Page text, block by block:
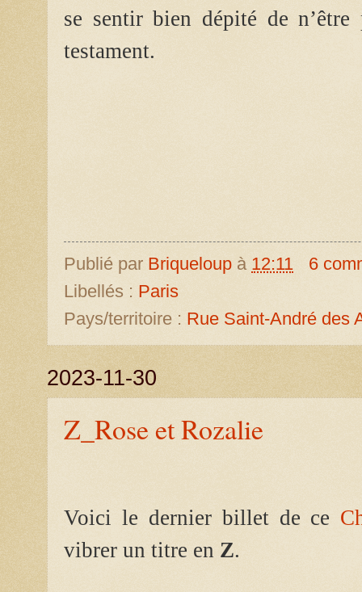
se sentir bien dépité de
testament.
Publié par Briqueloup à 12:11
6
Libellés : Paris
Pays/territoire : Rue Saint-André des
2023-11-30
Z_Rose et Rozalie
Voici le dernier billet de ce
vibrer un titre en Z.